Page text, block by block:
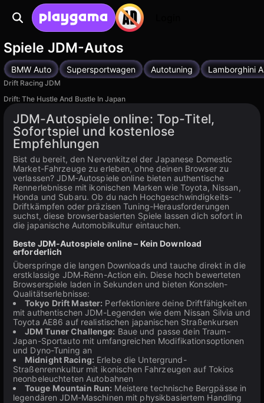
Spiele JDM-Autos
BMW Auto Supersportwagen Autotuning Lamborghini
Drift Racing JDM
Verfügbar auf PC
Drift: The Hustle And Bustle In Japan
JDM-Autospiele online: Top-Titel,
Sofortspiel und kostenlose
Empfehlungen
Bist du bereit, den Nervenkitzel der Japanese Domestic
Market-Fahrzeuge zu erleben, ohne deinen Browser zu
verlassen? JDM-Autospiele online bieten authentische
Rennerlebnisse mit ikonischen Marken wie Toyota, Nissan,
Honda und Subaru. Ob du nach Hochgeschwindigkeits-
Driftkämpfen oder präzisen Tuning-Herausforderungen
suchst, diese browserbasierten Spiele lassen dich sofort in
die japanische Automobilkultur eintauchen.
Beste JDM-Autospiele online – Kein Download
erforderlich
Überspringe die langen Downloads und tauche direkt in die
erstklassige JDM-Renn-Action ein. Diese hoch bewerteten
Browserspiele laden in Sekunden und bieten Konsolen-
Qualitätserlebnisse:
Tokyo Drift Master: Perfektioniere deine Driftfähigkeiten
mit authentischen JDM-Legenden wie dem Nissan Silvia und
Toyota AE86 auf realistischen japanischen Straßenkursen
JDM Tuner Challenge: Baue und passe dein Traum-
Japan-Sportauto mit umfangreichen Modifikationsoptionen
und Dyno-Tuning an
Midnight Racing: Erlebe die Untergrund-
Straßenrennkultur mit ikonischen Fahrzeugen auf Tokios
neonbeleuchteten Autobahnen
Touge Mountain Run: Meistere technische Bergpässe in
legendären JDM-Maschinen mit physikbasiertem Handling